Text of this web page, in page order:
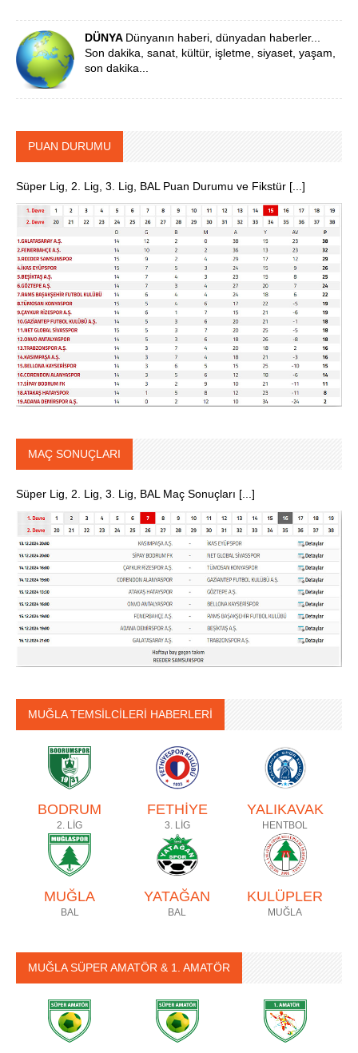
DÜNYA Dünyanın haberi, dünyadan haberler...
Son dakika, sanat, kültür, işletme, siyaset, yaşam,
son dakika...
PUAN DURUMU
Süper Lig, 2. Lig, 3. Lig, BAL Puan Durumu ve Fikstür [...]
MAÇ SONUÇLARI
Süper Lig, 2. Lig, 3. Lig, BAL Maç Sonuçları [...]
MUĞLA TEMSİLCİLERİ HABERLERİ
BODRUM
2. LİG
FETHİYE
3. LİG
YALIKAVAK
HENTBOL
MUĞLA
BAL
YATAĞAN
BAL
KULÜPLER
MUĞLA
MUĞLA SÜPER AMATÖR & 1. AMATÖR